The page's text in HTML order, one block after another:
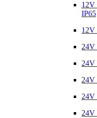
12V
IP65
12V
24V
24V
24V
24V
24V